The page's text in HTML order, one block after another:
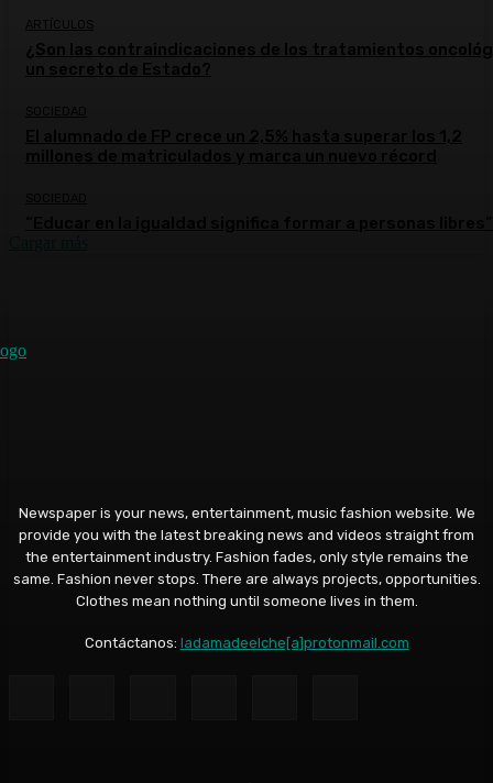
ARTÍCULOS
¿Son las contraindicaciones de los tratamientos
un secreto de Estado?
Newspaper is your news, entertainment, music fashion website. We
provide you with the latest breaking news and videos straight from
the entertainment industry. Fashion fades, only style remains the
same. Fashion never stops. There are always projects, opportunities.
Clothes mean nothing until someone lives in them.
Contáctanos: ladamadeelche[a]protonmail.com